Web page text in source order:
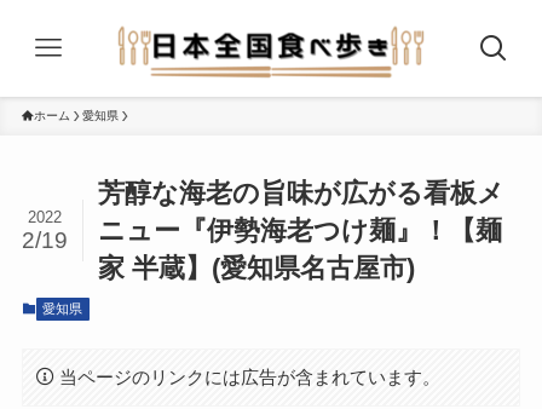
ホーム 愛知県
芳醇な海老の旨味が広がる看板メ
ニュー『伊勢海老つけ麺』！【麺
家 半蔵】(愛知県名古屋市)
2022
2/19
愛知県
当ページのリンクには広告が含まれています。